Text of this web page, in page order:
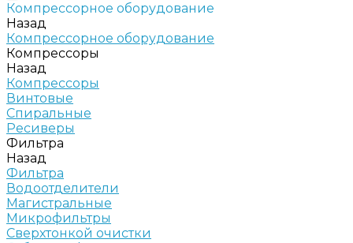
Компрессорное оборудование
Назад
Компрессорное оборудование
Компрессоры
Назад
Компрессоры
Винтовые
Спиральные
Ресиверы
Фильтра
Назад
Фильтра
Водоотделители
Магистральные
Микрофильтры
Сверхтонкой очистки